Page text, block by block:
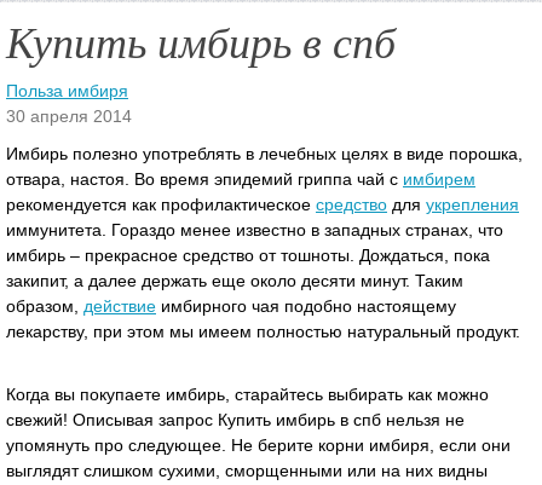
Купить имбирь в спб
Польза имбиря
30 апреля 2014
Имбирь полезно употреблять в лечебных целях в виде порошка,
отвара, настоя. Во время эпидемий гриппа чай с имбирем
рекомендуется как профилактическое средство для укрепления
иммунитета. Гораздо менее известно в западных странах, что
имбирь – прекрасное средство от тошноты. Дождаться, пока
закипит, а далее держать еще около десяти минут. Таким
образом, действие имбирного чая подобно настоящему
лекарству, при этом мы имеем полностью натуральный продукт.
Когда вы покупаете имбирь, старайтесь выбирать как можно
свежий! Описывая запрос Купить имбирь в спб нельзя не
упомянуть про следующее. Не берите корни имбиря, если они
выглядят слишком сухими, сморщенными или на них видны